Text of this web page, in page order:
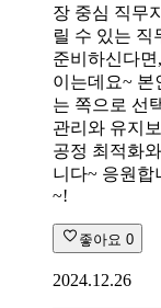
장 중심 직무
릴 수 있는 직
준비하신다
이는데요~ 본
는 쪽으로 선
관리와 유지
공정 최적화
니다~ 응원합
~!
좋아요 0
2024.12.26